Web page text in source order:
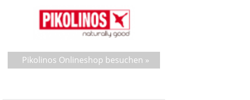
Pikolinos Onlineshop besuchen »